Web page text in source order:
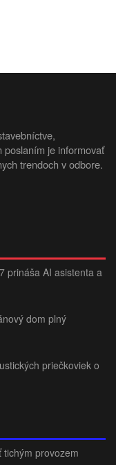
poslaním je informovať
trendoch v odbore.
prináša AI asistenta a
dom plný
priečkoviek o
tichým provozem